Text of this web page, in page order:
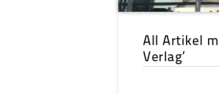
All Artikel
Verlag‘